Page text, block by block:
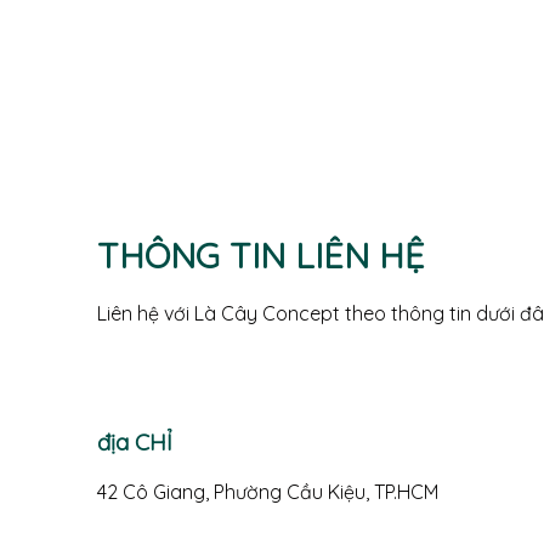
THÔNG TIN LIÊN HỆ
Liên hệ với Là Cây Concept theo thông tin dưới
địa CHỈ
42 Cô Giang, Phường Cầu Kiệu, TP.HCM